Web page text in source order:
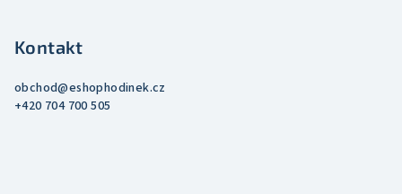
Kontakt
obchod@eshophodinek.cz
+420 704 700 505